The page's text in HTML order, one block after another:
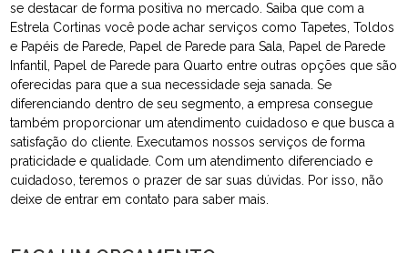
se destacar de forma positiva no mercado. Saiba que com a
Estrela Cortinas você pode achar serviços como Tapetes, Toldos
e Papéis de Parede, Papel de Parede para Sala, Papel de Parede
Infantil, Papel de Parede para Quarto entre outras opções que são
oferecidas para que a sua necessidade seja sanada. Se
diferenciando dentro de seu segmento, a empresa consegue
também proporcionar um atendimento cuidadoso e que busca a
satisfação do cliente. Executamos nossos serviços de forma
praticidade e qualidade. Com um atendimento diferenciado e
cuidadoso, teremos o prazer de sar suas dúvidas. Por isso, não
deixe de entrar em contato para saber mais.